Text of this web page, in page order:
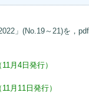
」(No.19～21)を，
月4日発行）
月11日発行）